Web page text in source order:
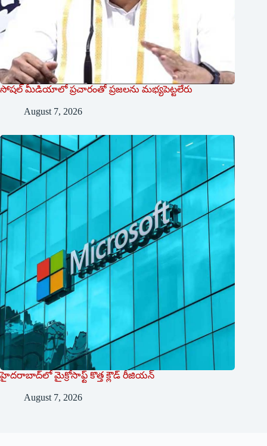
సోషల్‌ ‌మీడియాలో ప్రచారంతో ప్రజలను మభ్యపెట్టలేరు
August 7, 2026
హైదరాబాద్‌లో మైక్రోసాఫ్ట్ ‌కొత్త క్లౌడ్‌ ‌రీజియన్‌
August 7, 2026